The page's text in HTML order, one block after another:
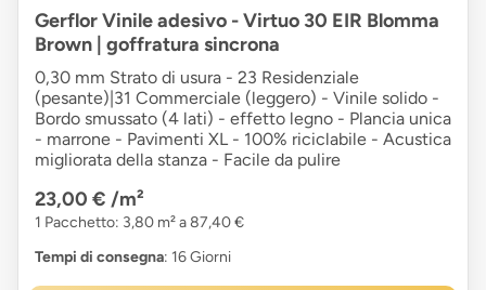
Gerflor Vinile adesivo - Virtuo 30 EIR Blomma
Brown | goffratura sincrona
0,30 mm Strato di usura - 23 Residenziale
(pesante)|31 Commerciale (leggero) - Vinile solido -
Bordo smussato (4 lati) - effetto legno - Plancia unica
- marrone - Pavimenti XL - 100% riciclabile - Acustica
migliorata della stanza - Facile da pulire
23,00 € /m²
1 Pacchetto: 3,80 m² a 87,40 €
Tempi di consegna: 16 Giorni